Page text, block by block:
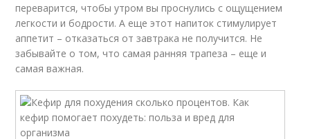
переварится, чтобы утром вы проснулись с ощущением
легкости и бодрости. А еще этот напиток стимулирует
аппетит – отказаться от завтрака не получится. Не
забывайте о том, что самая ранняя трапеза – еще и
самая важная.